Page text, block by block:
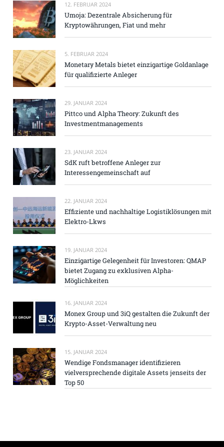
12. FEBRUAR 2024
Umoja: Dezentrale Absicherung für
Kryptowährungen, Fiat und mehr
5. FEBRUAR 2024
Monetary Metals bietet einzigartige Goldanlage
für qualifizierte Anleger
29. JANUAR 2024
Pittco und Alpha Theory: Zukunft des
Investmentmanagements
23. JANUAR 2024
SdK ruft betroffene Anleger zur
Interessengemeinschaft auf
22. JANUAR 2024
Effiziente und nachhaltige Logistiklösungen mit
Elektro-Lkws
19. JANUAR 2024
Einzigartige Gelegenheit für Investoren: QMAP
bietet Zugang zu exklusiven Alpha-
Möglichkeiten
16. JANUAR 2024
Monex Group und 3iQ gestalten die Zukunft der
Krypto-Asset-Verwaltung neu
15. JANUAR 2024
Wendige Fondsmanager identifizieren
vielversprechende digitale Assets jenseits der
Top 50